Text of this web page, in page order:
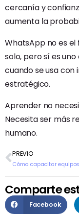
cercanía y
aumenta la
WhatsApp no es
solo, pero sí es
cuando se usa con
estratégico.
Aprender no
Necesita ser más
humano.
PREVIO
Comparte
Facebook